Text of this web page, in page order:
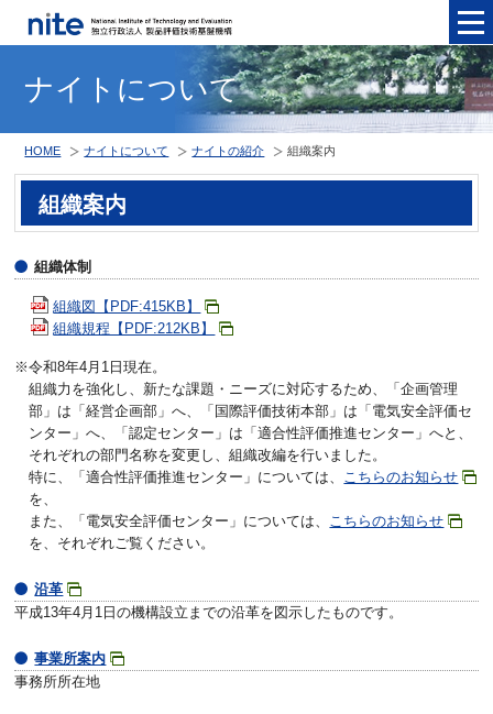
ナイトについて
HOME ナイトについて ナイトの紹介 組織案内
組織案内
組織体制
組織図【PDF:415KB】
組織規程【PDF:212KB】
※令和8年4月1日現在。
組織力を強化し、新たな課題・ニーズに対応するため、「企画管理
部」は「経営企画部」へ、「国際評価技術本部」は「電気安全評価セ
ンター」へ、「認定センター」は「適合性評価推進センター」へと、
それぞれの部門名称を変更し、組織改編を行いました。
特に、「適合性評価推進センター」については、
こちらのお知らせ
を、
また、「電気安全評価センター」については、
こちらのお知らせ
を、それぞれご覧ください。
沿革
平成13年4月1日の機構設立までの沿革を図示したものです。
事業所案内
事務所所在地